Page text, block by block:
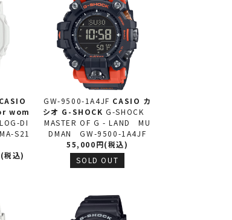
CASIO
wom
DI
S21
税込)
GW-9500-1A4JF CASIO カ
シオ G-SHOCKG-SHOCK
MASTER OF G - LAND MU
DMAN GW-9500-1A4JF
55,000円(税込)
SOLD OUT